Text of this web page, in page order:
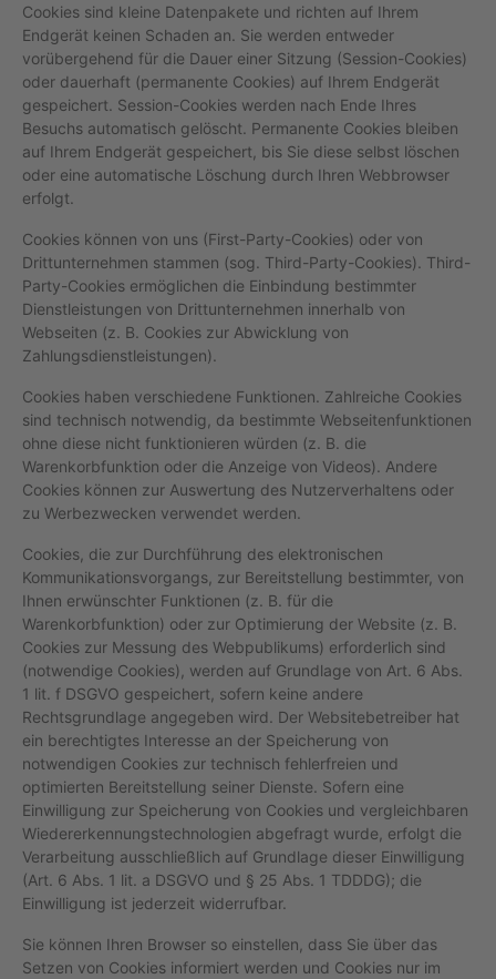
Cookies sind kleine Datenpakete und richten auf Ihrem
Endgerät keinen Schaden an. Sie werden entweder
vorübergehend für die Dauer einer Sitzung (Session-Cookies)
oder dauerhaft (permanente Cookies) auf Ihrem Endgerät
gespeichert. Session-Cookies werden nach Ende Ihres
Besuchs automatisch gelöscht. Permanente Cookies bleiben
auf Ihrem Endgerät gespeichert, bis Sie diese selbst löschen
oder eine automatische Löschung durch Ihren Webbrowser
erfolgt.
Cookies können von uns (First-Party-Cookies) oder von
Drittunternehmen stammen (sog. Third-Party-Cookies). Third-
Party-Cookies ermöglichen die Einbindung bestimmter
Dienstleistungen von Drittunternehmen innerhalb von
Webseiten (z. B. Cookies zur Abwicklung von
Zahlungsdienstleistungen).
Cookies haben verschiedene Funktionen. Zahlreiche Cookies
sind technisch notwendig, da bestimmte Webseitenfunktionen
ohne diese nicht funktionieren würden (z. B. die
Warenkorbfunktion oder die Anzeige von Videos). Andere
Cookies können zur Auswertung des Nutzerverhaltens oder
zu Werbezwecken verwendet werden.
Cookies, die zur Durchführung des elektronischen
Kommunikationsvorgangs, zur Bereitstellung bestimmter, von
Ihnen erwünschter Funktionen (z. B. für die
Warenkorbfunktion) oder zur Optimierung der Website (z. B.
Cookies zur Messung des Webpublikums) erforderlich sind
(notwendige Cookies), werden auf Grundlage von Art. 6 Abs.
1 lit. f DSGVO gespeichert, sofern keine andere
Rechtsgrundlage angegeben wird. Der Websitebetreiber hat
ein berechtigtes Interesse an der Speicherung von
notwendigen Cookies zur technisch fehlerfreien und
optimierten Bereitstellung seiner Dienste. Sofern eine
Einwilligung zur Speicherung von Cookies und vergleichbaren
Wiedererkennungstechnologien abgefragt wurde, erfolgt die
Verarbeitung ausschließlich auf Grundlage dieser Einwilligung
(Art. 6 Abs. 1 lit. a DSGVO und § 25 Abs. 1 TDDDG); die
Einwilligung ist jederzeit widerrufbar.
Sie können Ihren Browser so einstellen, dass Sie über das
Setzen von Cookies informiert werden und Cookies nur im